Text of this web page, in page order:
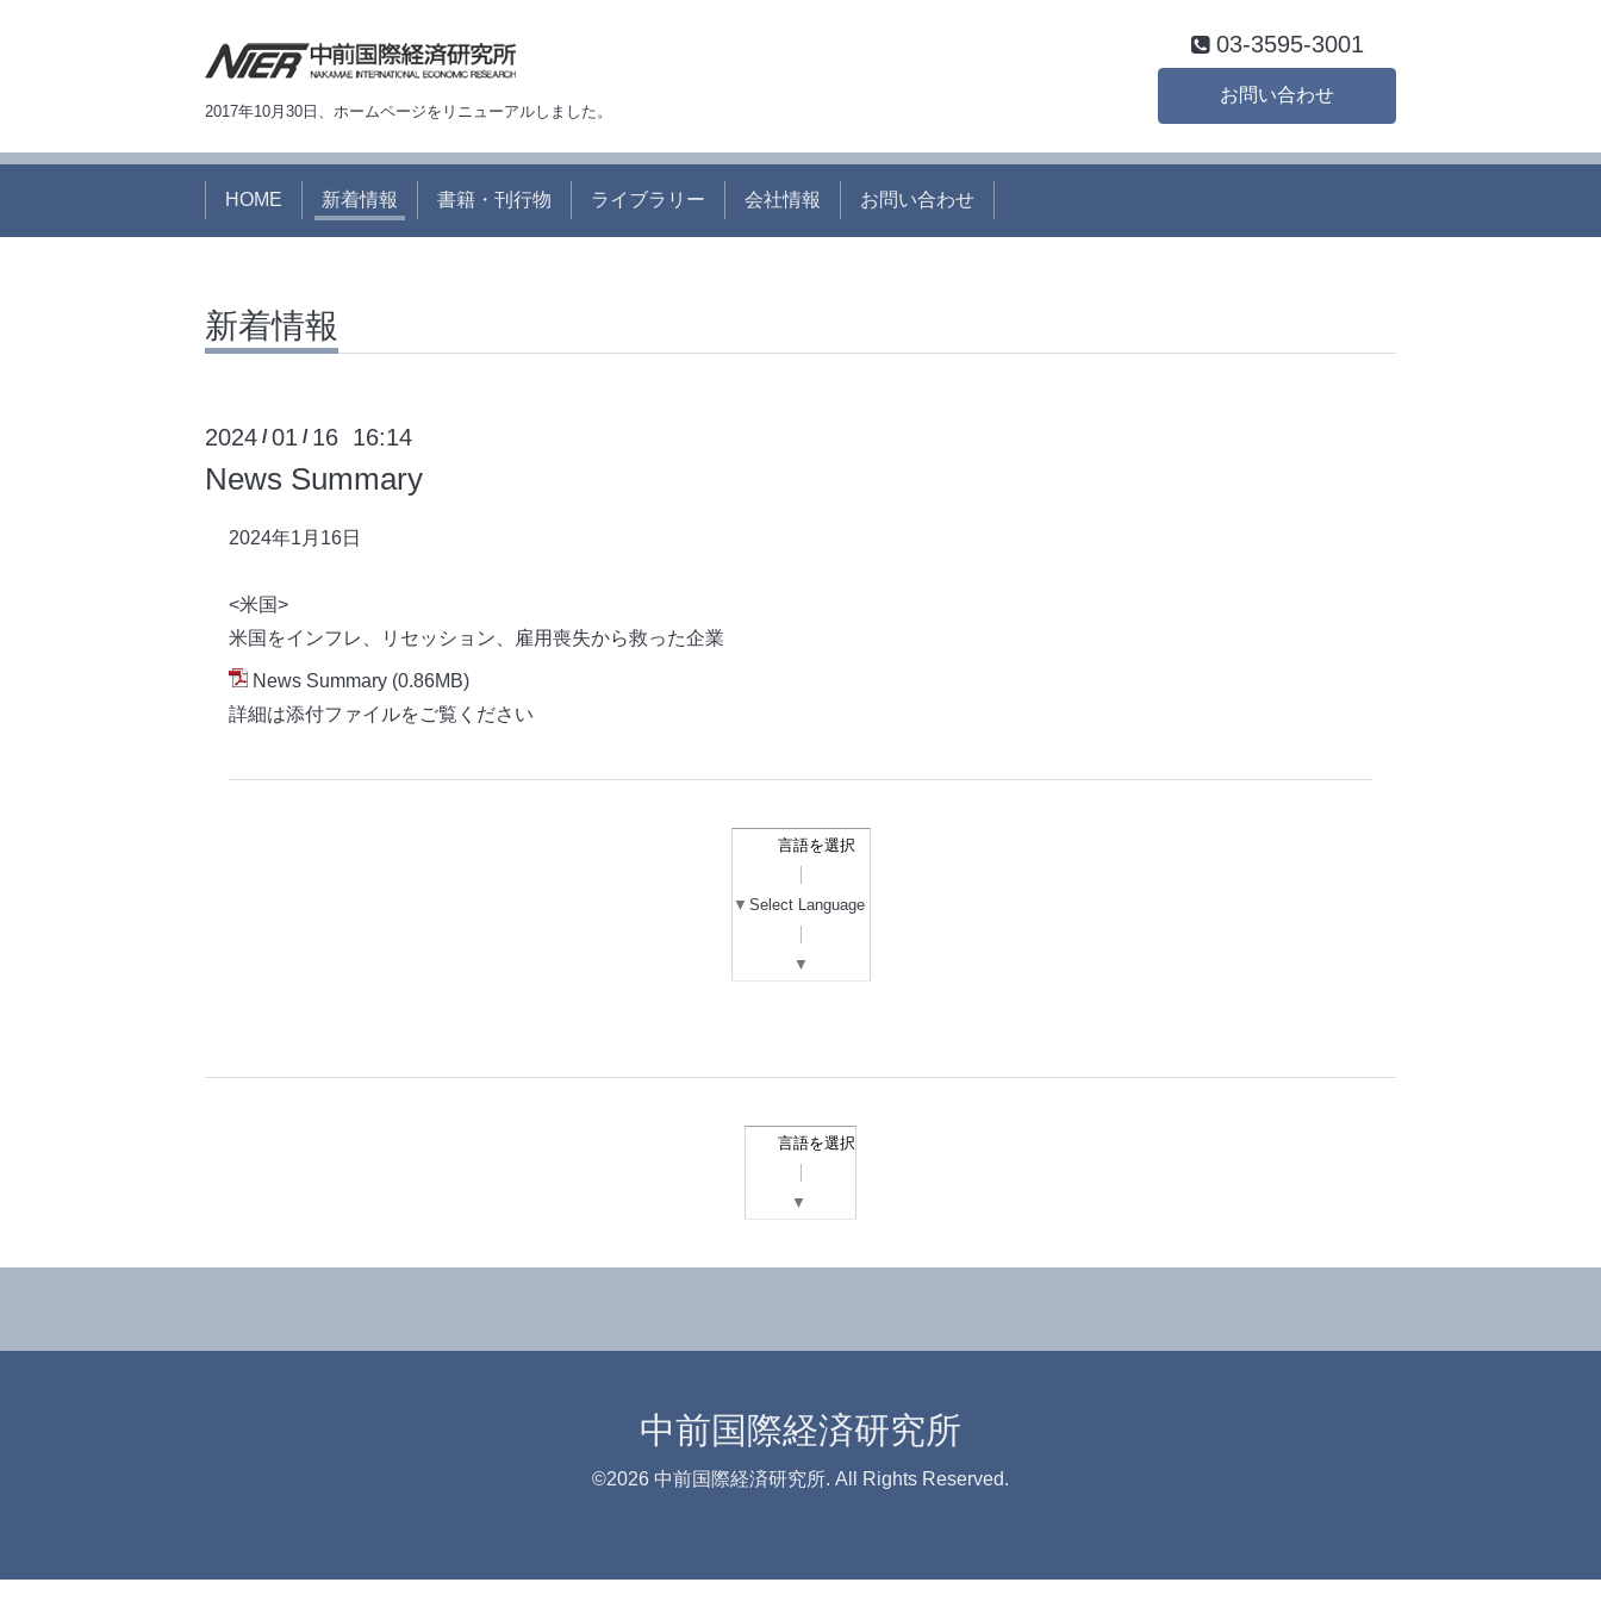
2017年10月30日、ホームページをリニューアルしました。
03-3595-3001
お問い合わせ
HOME 新着情報 書籍・刊行物 ライブラリー 会社情報 お問い合わせ
新着情報
2024 /01 / 16 16:14
News Summary
2024年1月16日
<米国>
米国をインフレ、リセッション、雇用喪失から救った企業
News Summary (0.86MB)
詳細は添付ファイルをご覧ください
言語を選択
▼ Select Language
▼
言語を選択
▼
中前国際経済研究所
©2026 中前国際経済研究所. All Rights Reserved.